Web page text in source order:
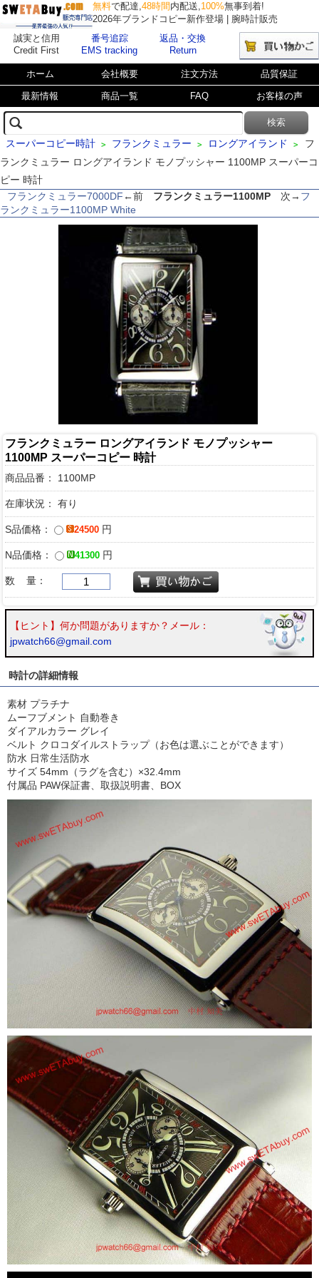
無料で配達,48時間 内配送,100%無事到着!
2026年ブランドコピー新作登場 | 腕時計販売
誠実と信用
Credit First
番号追踪
EMS tracking
返品・交換
Return
ホーム 会社概要 注文方法 品質保証
最新情報 商品一覧 FAQ お客様の声
スーパーコピー時計 > フランクミュラー > ロングアイランド >
フ
ランクミュラー ロングアイランド モノプッシャー 1100MP スーパーコ
ピー 時計
フランクミュラー7000DF ←前 フランクミュラー1100MP 次→ フ
ランクミュラー1100MP White
フランクミュラー ロングアイランド モノプッシャー
1100MP スーパーコピー 時計
商品品番： 1100MP
在庫状況： 有り
S品価格： 24500 円
N品価格： 41300 円
数 量：
【ヒント】何か問題がありますか？メール：
jpwatch66@gmail.com
時計の詳細情報
素材 プラチナ
ムーフブメント 自動巻き
ダイアルカラー グレイ
ベルト クロコダイルストラップ（お色は選ぶことができます）
防水 日常生活防水
サイズ 54mm（ラグを含む）×32.4mm
付属品 PAW保証書、取扱説明書、BOX